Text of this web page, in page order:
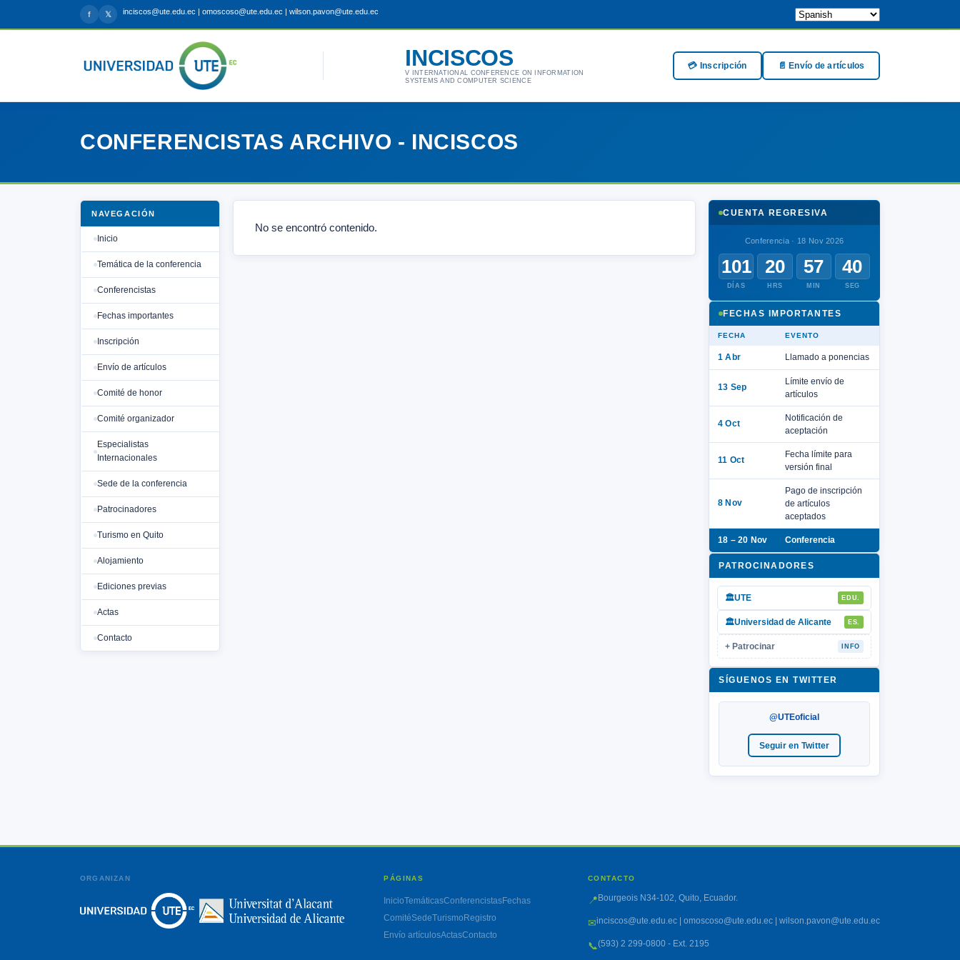
f 𝕏 inciscos@ute.edu.ec | omoscoso@ute.edu.ec | wilson.pavon@ute.edu.ec
INCISCOS
V INTERNATIONAL CONFERENCE ON INFORMATION
SYSTEMS AND COMPUTER SCIENCE
💳 Inscripción 📄 Envío de artículos
CONFERENCISTAS ARCHIVO - INCISCOS
NAVEGACIÓN
Inicio
Temática de la conferencia
Conferencistas
Fechas importantes
Inscripción
Envío de artículos
Comité de honor
Comité organizador
Especialistas
Internacionales
Sede de la conferencia
Patrocinadores
Turismo en Quito
Alojamiento
Ediciones previas
Actas
Contacto
No se encontró contenido.
CUENTA REGRESIVA
Conferencia · 18 Nov 2026
101
DÍAS
20
HRS
57
MIN
40
SEG
FECHAS IMPORTANTES
FECHA EVENTO
1 Abr Llamado a ponencias
13 Sep
Límite envío de
artículos
4 Oct
Notificación de
aceptación
11 Oct
Fecha límite para
versión final
8 Nov
Pago de inscripción
de artículos
aceptados
18 – 20 Nov Conferencia
PATROCINADORES
🏛UTE EDU.
🏛Universidad de Alicante ES.
+ Patrocinar INFO
SÍGUENOS EN TWITTER
@UTEoficial
Seguir en Twitter
ORGANIZAN PÁGINAS
InicioTemáticasConferencistasFechas
ComitéSedeTurismoRegistro
Envío artículosActasContacto
CONTACTO
📍 Bourgeois N34-102, Quito, Ecuador.
✉inciscos@ute.edu.ec | omoscoso@ute.edu.ec | wilson.pavon@ute.edu.ec
📞(593) 2 299-0800 - Ext. 2195